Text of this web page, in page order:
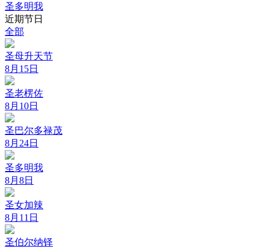
圣多明我
近期节日
全部
圣母升天节
8月15日
圣老楞佐
8月10日
圣巴尔多禄茂
8月24日
圣多明我
8月8日
圣女加辣
8月11日
圣伯尔纳铎